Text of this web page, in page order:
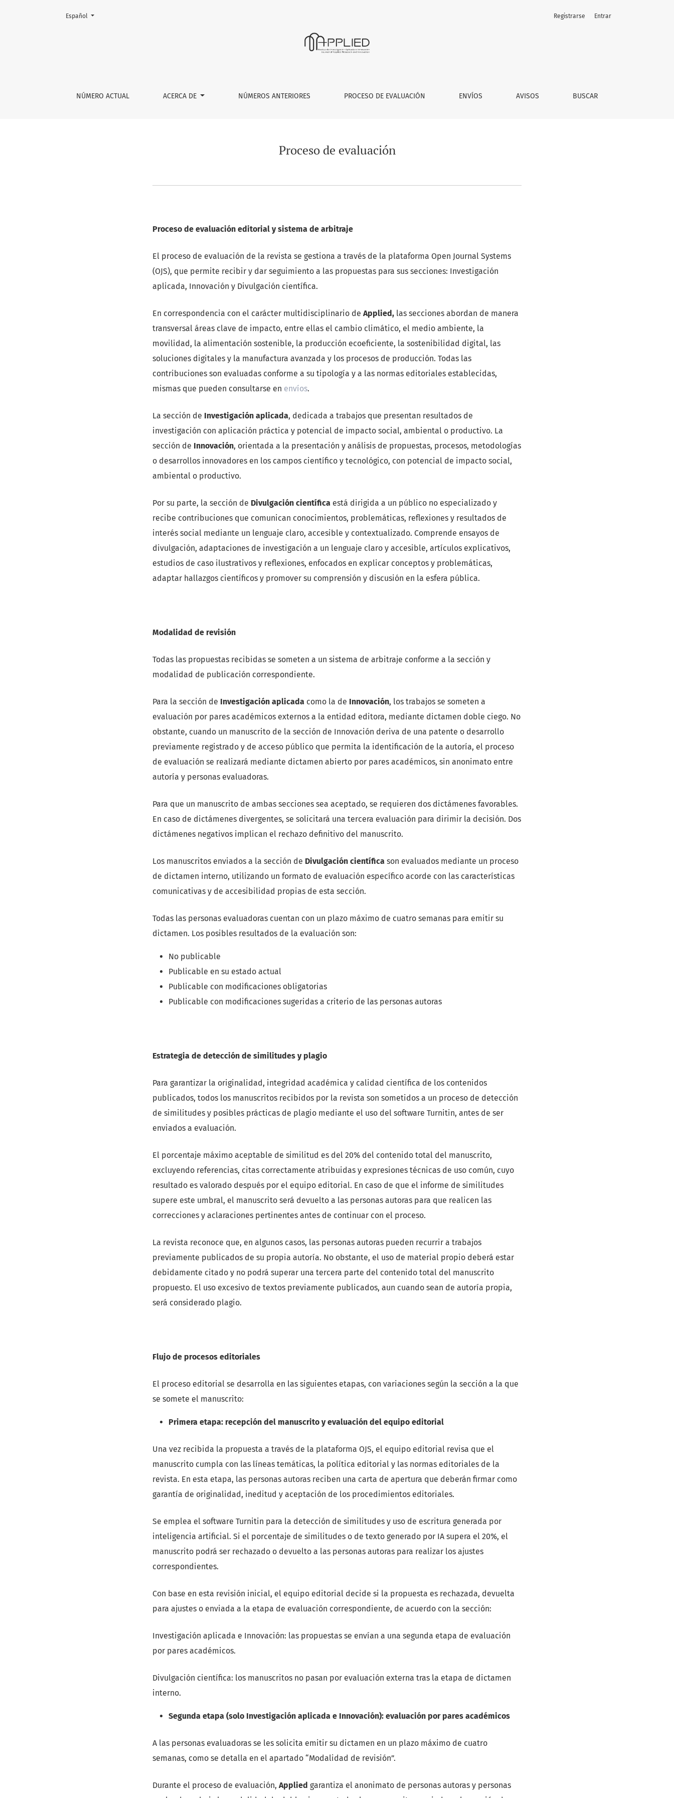
Proceso de evaluación
NÚMERO ACTUAL ACERCA DE NÚMEROS ANTERIORES PROCESO DE EVALUACIÓN ENVÍOS AVISOS BUSCAR
Registrarse Entrar
Cambiar el idioma. El actual es:
Español
Proceso de evaluación
Proceso de evaluación editorial y sistema de arbitraje
El proceso de evaluación de la revista se gestiona a través de la plataforma Open Journal Systems
(OJS), que permite recibir y dar seguimiento a las propuestas para sus secciones: Investigación
aplicada, Innovación y Divulgación científica.
En correspondencia con el carácter multidisciplinario de Applied, las secciones abordan de manera
transversal áreas clave de impacto, entre ellas el cambio climático, el medio ambiente, la
movilidad, la alimentación sostenible, la producción ecoeficiente, la sostenibilidad digital, las
soluciones digitales y la manufactura avanzada y los procesos de producción. Todas las
contribuciones son evaluadas conforme a su tipología y a las normas editoriales establecidas,
mismas que pueden consultarse en envíos.
La sección de Investigación aplicada, dedicada a trabajos que presentan resultados de
investigación con aplicación práctica y potencial de impacto social, ambiental o productivo. La
sección de Innovación, orientada a la presentación y análisis de propuestas, procesos, metodologías
o desarrollos innovadores en los campos científico y tecnológico, con potencial de impacto social,
ambiental o productivo.
Por su parte, la sección de Divulgación científica está dirigida a un público no especializado y
recibe contribuciones que comunican conocimientos, problemáticas, reflexiones y resultados de
interés social mediante un lenguaje claro, accesible y contextualizado. Comprende ensayos de
divulgación, adaptaciones de investigación a un lenguaje claro y accesible, artículos explicativos,
estudios de caso ilustrativos y reflexiones, enfocados en explicar conceptos y problemáticas,
adaptar hallazgos científicos y promover su comprensión y discusión en la esfera pública.
Modalidad de revisión
Todas las propuestas recibidas se someten a un sistema de arbitraje conforme a la sección y
modalidad de publicación correspondiente.
Para la sección de Investigación aplicada como la de Innovación, los trabajos se someten a
evaluación por pares académicos externos a la entidad editora, mediante dictamen doble ciego. No
obstante, cuando un manuscrito de la sección de Innovación deriva de una patente o desarrollo
previamente registrado y de acceso público que permita la identificación de la autoría, el proceso
de evaluación se realizará mediante dictamen abierto por pares académicos, sin anonimato entre
autoría y personas evaluadoras.
Para que un manuscrito de ambas secciones sea aceptado, se requieren dos dictámenes favorables.
En caso de dictámenes divergentes, se solicitará una tercera evaluación para dirimir la decisión. Dos
dictámenes negativos implican el rechazo definitivo del manuscrito.
Los manuscritos enviados a la sección de Divulgación científica son evaluados mediante un proceso
de dictamen interno, utilizando un formato de evaluación específico acorde con las características
comunicativas y de accesibilidad propias de esta sección.
Todas las personas evaluadoras cuentan con un plazo máximo de cuatro semanas para emitir su
dictamen. Los posibles resultados de la evaluación son:
No publicable
Publicable en su estado actual
Publicable con modificaciones obligatorias
Publicable con modificaciones sugeridas a criterio de las personas autoras
Estrategia de detección de similitudes y plagio
Para garantizar la originalidad, integridad académica y calidad científica de los contenidos
publicados, todos los manuscritos recibidos por la revista son sometidos a un proceso de detección
de similitudes y posibles prácticas de plagio mediante el uso del software Turnitin, antes de ser
enviados a evaluación.
El porcentaje máximo aceptable de similitud es del 20% del contenido total del manuscrito,
excluyendo referencias, citas correctamente atribuidas y expresiones técnicas de uso común, cuyo
resultado es valorado después por el equipo editorial. En caso de que el informe de similitudes
supere este umbral, el manuscrito será devuelto a las personas autoras para que realicen las
correcciones y aclaraciones pertinentes antes de continuar con el proceso.
La revista reconoce que, en algunos casos, las personas autoras pueden recurrir a trabajos
previamente publicados de su propia autoría. No obstante, el uso de material propio deberá estar
debidamente citado y no podrá superar una tercera parte del contenido total del manuscrito
propuesto. El uso excesivo de textos previamente publicados, aun cuando sean de autoría propia,
será considerado plagio.
Flujo de procesos editoriales
El proceso editorial se desarrolla en las siguientes etapas, con variaciones según la sección a la que
se somete el manuscrito:
Primera etapa: recepción del manuscrito y evaluación del equipo editorial
Una vez recibida la propuesta a través de la plataforma OJS, el equipo editorial revisa que el
manuscrito cumpla con las líneas temáticas, la política editorial y las normas editoriales de la
revista. En esta etapa, las personas autoras reciben una carta de apertura que deberán firmar como
garantía de originalidad, ineditud y aceptación de los procedimientos editoriales.
Se emplea el software Turnitin para la detección de similitudes y uso de escritura generada por
inteligencia artificial. Si el porcentaje de similitudes o de texto generado por IA supera el 20%, el
manuscrito podrá ser rechazado o devuelto a las personas autoras para realizar los ajustes
correspondientes.
Con base en esta revisión inicial, el equipo editorial decide si la propuesta es rechazada, devuelta
para ajustes o enviada a la etapa de evaluación correspondiente, de acuerdo con la sección:
Investigación aplicada e Innovación: las propuestas se envían a una segunda etapa de evaluación
por pares académicos.
Divulgación científica: los manuscritos no pasan por evaluación externa tras la etapa de dictamen
interno.
Segunda etapa (solo Investigación aplicada e Innovación): evaluación por pares académicos
A las personas evaluadoras se les solicita emitir su dictamen en un plazo máximo de cuatro
semanas, como se detalla en el apartado “Modalidad de revisión”.
Durante el proceso de evaluación, Applied garantiza el anonimato de personas autoras y personas